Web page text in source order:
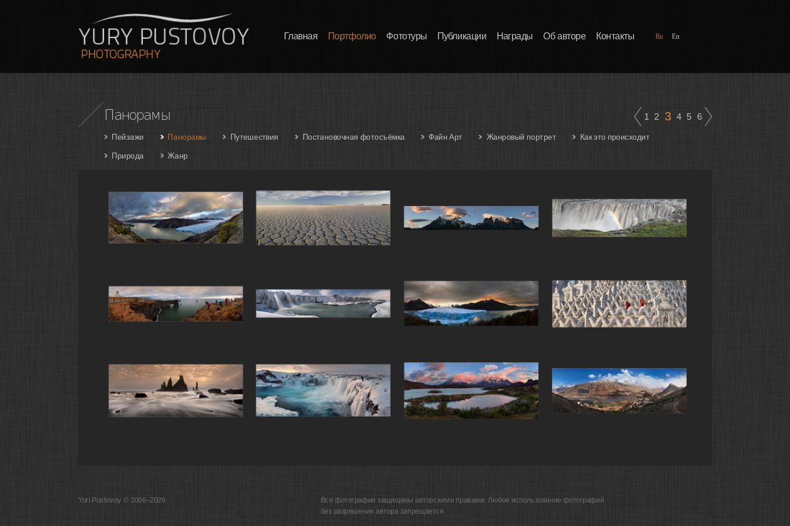
Главная Портфолио Фототуры Публикации Награды Об авторе Контакты Ru En
Панорамы 1 2 3 4 5 6
Пейзажи Панорамы Путешествия Постановочная фотосъёмка Файн Арт Жанровый портрет Как это происходит
Природа Жанр
Yuri Pustovoy © 2006–2026
Все фотографии защищены авторскими правами. Любое использование фотографий
без разрешения автора запрещается.